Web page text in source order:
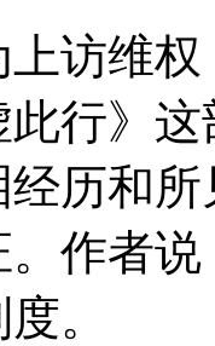
访维
此行》
历和
作者
。